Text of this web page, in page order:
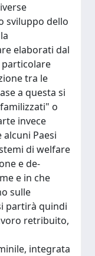
sviluppo dello
elaborati dal
particolare
tra le
a questa si
o
invece
Paesi
di welfare
e de-
e in che
sulle
partirà quindi
retribuito,
integrata